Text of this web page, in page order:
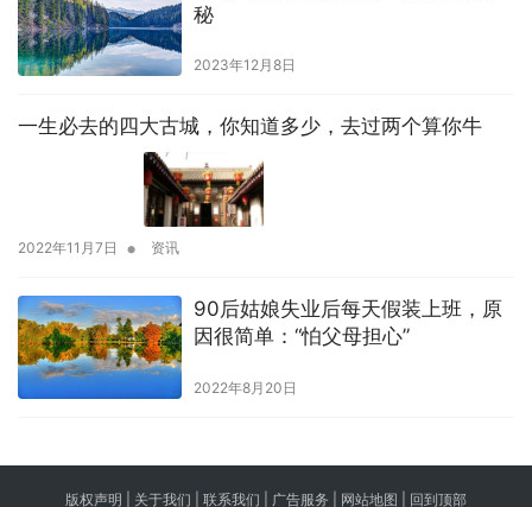
秘
2023年12月8日
一生必去的四大古城，你知道多少，去过两个算你牛
2022年11月7日 • 资讯
90后姑娘失业后每天假装上班，原
因很简单：“怕父母担心”
2022年8月20日
版权声明 | 关于我们 联系我们 | 广告服务 | 网站地图 | 回到顶部